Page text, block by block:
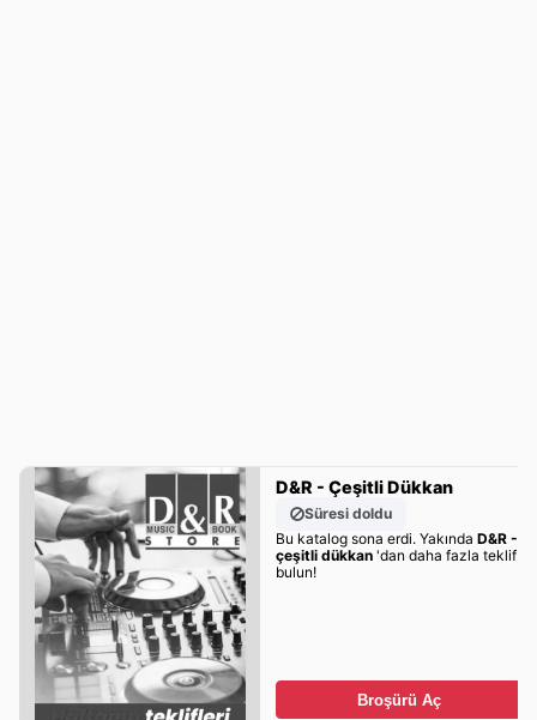
D&R - Çeşitli Dükkan
Süresi doldu
Bu katalog sona erdi. Yakında D&R -
çeşitli dükkan'dan daha fazla teklif
bulun!
Broşürü Aç